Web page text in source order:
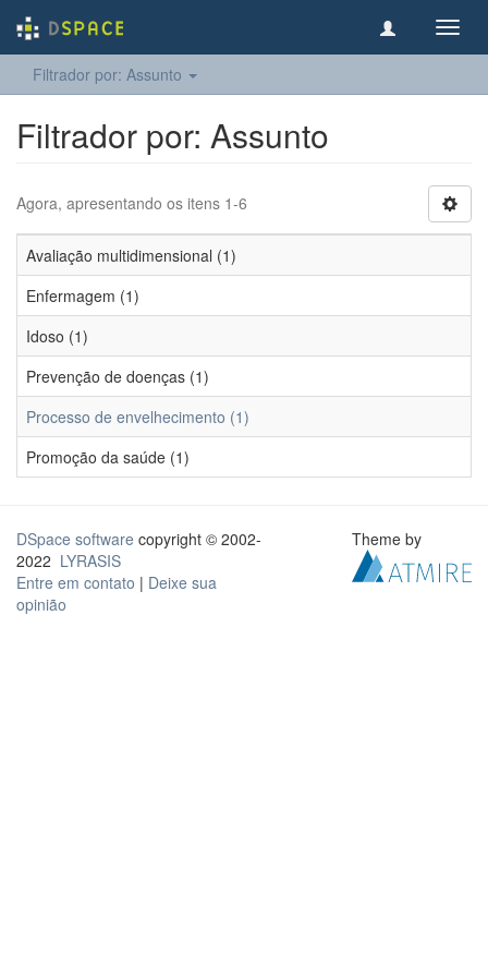
Filtrador por: Assunto
Filtrador por: Assunto
Agora, apresentando os itens 1-6
Avaliação multidimensional (1)
Enfermagem (1)
Idoso (1)
Prevenção de doenças (1)
Processo de envelhecimento (1)
Promoção da saúde (1)
DSpace software copyright © 2002-
2022 LYRASIS
Entre em contato | Deixe sua
opinião
Theme by